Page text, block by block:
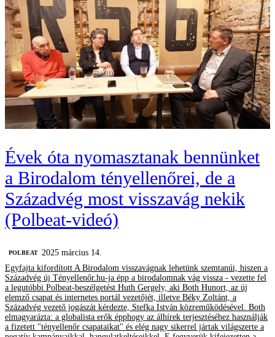
Évek óta nyomasztanak bennünket
a Birodalom tényellenőrei, de a
Századvég most visszavág nekik
(Polbeat-videó)
‎POLBEAT 2025 március 14.
Egyfajta kifordított A Birodalom visszavágnak lehetünk szemtanúi, hiszen a
Századvég új Tényellenőr.hu-ja épp a birodalomnak vág vissza - vezette fel
a legutóbbi Polbeat-beszélgetést Huth Gergely, aki Both Hunort, az új
elemző csapat és internetes portál vezetőjét, illetve Béky Zoltánt, a
Századvég vezető jogászát kérdezte, Stefka István közreműködésével. Both
elmagyarázta: a globalista erők épphogy az álhírek terjesztéséhez használják
a fizetett "tényellenőr csapataikat" és elég nagy sikerrel jártak világszerte a